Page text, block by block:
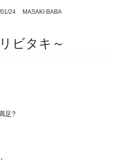
24 MASAKI BABA
ビタキ～
足?